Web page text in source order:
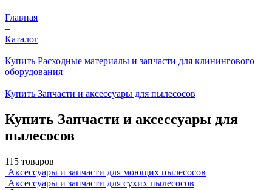
Главная
–
Каталог
–
Купить Расходные материалы и запчасти для клинингового
оборудования
–
Купить Запчасти и аксессуары для пылесосов
Купить Запчасти и аксессуары для
пылесосов
115 товаров
Аксессуары и запчасти для моющих пылесосов
Аксессуары и запчасти для сухих пылесосов